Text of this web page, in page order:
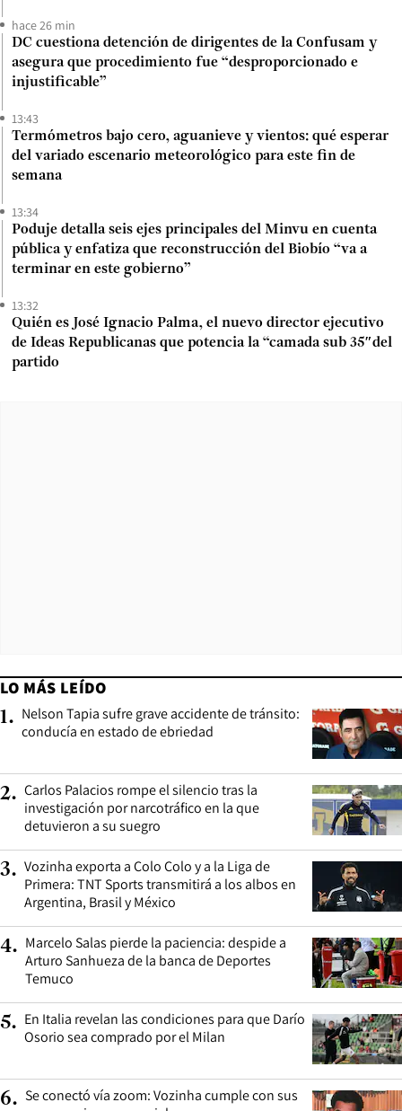
hace 26 min
DC cuestiona detención de dirigentes de la Confusam y
asegura que procedimiento fue “desproporcionado e
injustificable”
13:43
Termómetros bajo cero, aguanieve y vientos: qué esperar
del variado escenario meteorológico para este fin de
semana
13:34
Poduje detalla seis ejes principales del Minvu en cuenta
pública y enfatiza que reconstrucción del Biobío “va a
terminar en este gobierno”
13:32
Quién es José Ignacio Palma, el nuevo director ejecutivo
de Ideas Republicanas que potencia la “camada sub 35″del
partido
LO MÁS LEÍDO
1. Nelson Tapia sufre grave accidente de tránsito:
conducía en estado de ebriedad
2. Carlos Palacios rompe el silencio tras la
investigación por narcotráfico en la que
detuvieron a su suegro
3. Vozinha exporta a Colo Colo y a la Liga de
Primera: TNT Sports transmitirá a los albos en
Argentina, Brasil y México
4. Marcelo Salas pierde la paciencia: despide a
Arturo Sanhueza de la banca de Deportes
Temuco
5. En Italia revelan las condiciones para que Darío
Osorio sea comprado por el Milan
6. Se conectó vía zoom: Vozinha cumple con sus